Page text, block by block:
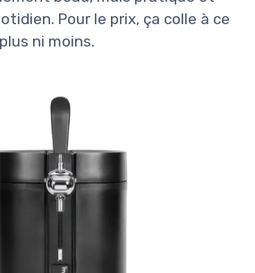
Pour le prix, ça colle à ce
ni moins.